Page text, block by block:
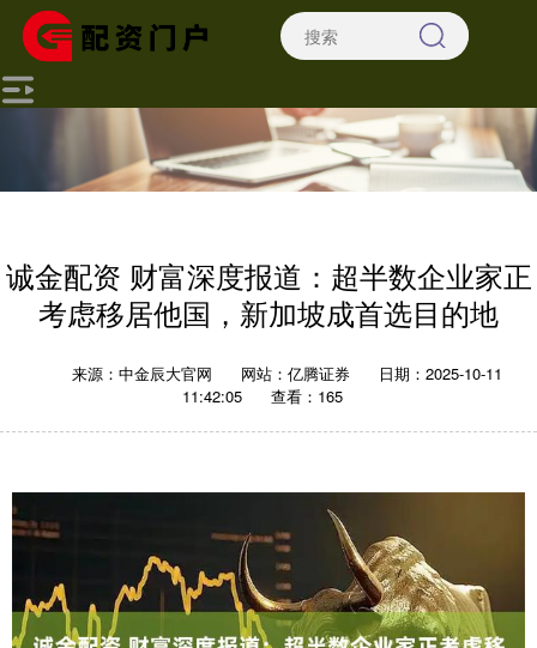
诚金配资 财富深度报道：超半数企业家正
考虑移居他国，新加坡成首选目的地
来源：中金辰大官网 网站：亿腾证券
日期：2025-10-11
11:42:05
查看：165